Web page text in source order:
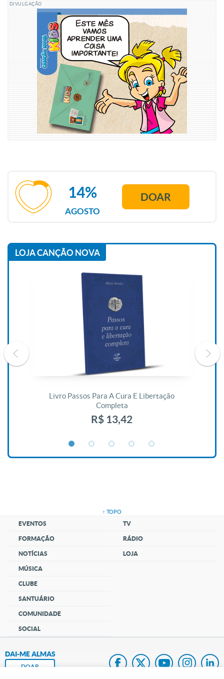
DIVULGAÇÃO
AGOSTO
14% DOAR
LOJA CANÇÃO NOVA
Livro Passos Para A Cura E Libertação
Completa
R$ 13,42
↑ TOPO
EVENTOS
FORMAÇÃO
NOTÍCIAS
MÚSICA
CLUBE
SANTUÁRIO
COMUNIDADE
SOCIAL
TV
RÁDIO
LOJA
DAI-ME ALMAS
DOAR